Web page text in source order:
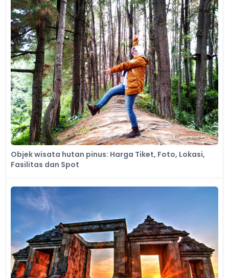
Objek wisata hutan pinus: Harga Tiket, Foto, Lokasi,
Fasilitas dan Spot